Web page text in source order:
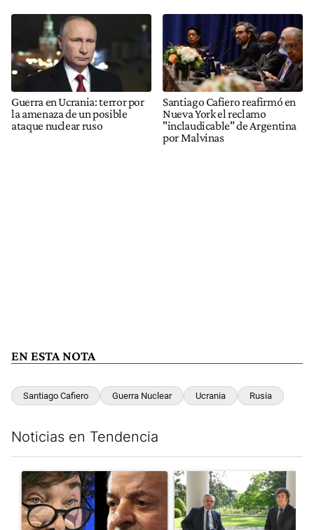
Guerra en Ucrania: terror por
la amenaza de un posible
ataque nuclear ruso
Santiago Cafiero reafirmó en
Nueva York el reclamo
"inclaudicable" de Argentina
por Malvinas
EN ESTA NOTA
Santiago Cafiero Guerra Nuclear Ucrania Rusia
Noticias en Tendencia
Un artículo de tendencia con el título "Tensión Lula-Milei:
Un artículo de tendencia con